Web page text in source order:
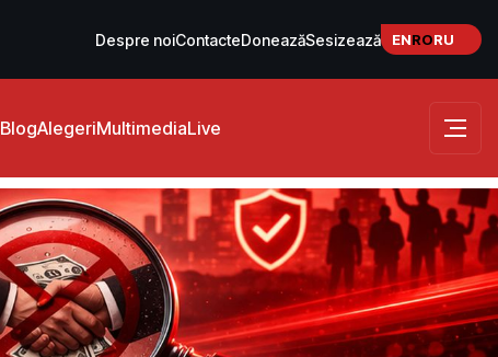
Despre noiContacteDoneazăSesizează ENRORU
BlogAlegeriMultimediaLive